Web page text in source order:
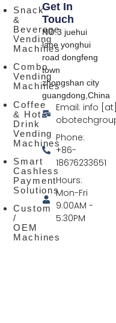
Snack
&
Beverage
Vending
Machines
Combo
Vending
Machines
Coffee
& Hot
Drink
Vending
Machines
Smart
Cashless
Payment
Solutions
Custom
/
OEM
Machines
Get In
Touch
NO.3 juehui
lane yonghui
road dongfeng
town
zhongshan city
guangdong,China
Email: info
Phone:
+86-
18676233651
Hours:
Mon-Fri
9:00AM -
5:30PM